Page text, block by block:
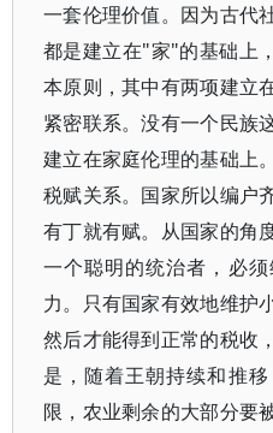
一套伦理价值。因为古代
都是建立在"家"的基础上
本原则，其中有两项建立
紧密联系。没有一个民族
建立在家庭伦理的基础上
税赋关系。国家所以编户
有丁就有赋。从国家的角
一个聪明的统治者，必
力。只有国家有效地维护
然后才能得到正常的税收
是，随着王朝持续和推
限，农业剩余的大部分要